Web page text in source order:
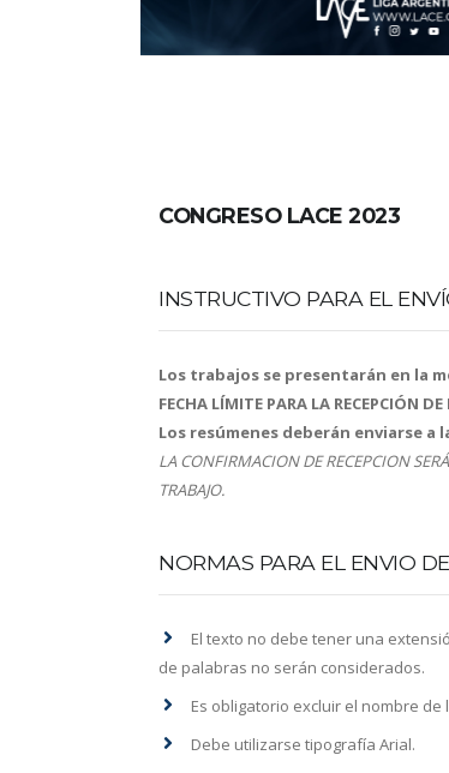
CONGRESO LACE 2023
INSTRUCTIVO PARA EL
Los trabajos se presentarán en la
FECHA LÍMITE PARA LA RECEPCIÓN DE
Los resúmenes deberán enviarse a
LA CONFIRMACION DE RECEPCION
TRABAJO.
NORMAS PARA EL ENVIO
El texto no debe tener una
de palabras no serán considerados.
Es obligatorio excluir el nombre
Debe utilizarse tipografía Arial.